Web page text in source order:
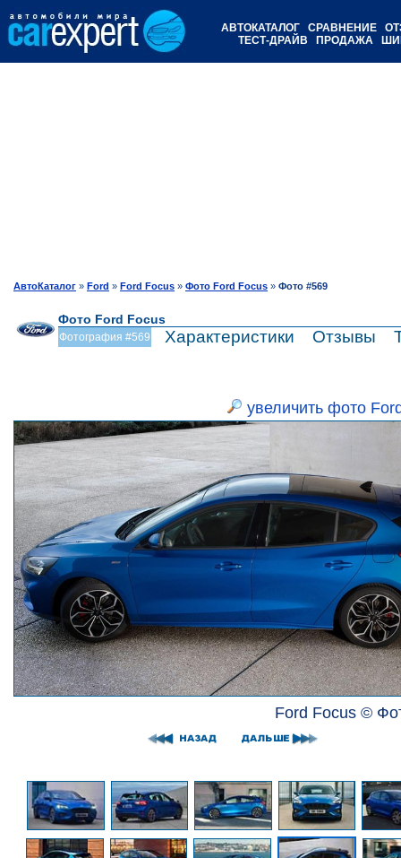
АВТОКАТАЛОГ СРАВНЕНИЕ
ТЕСТ-ДРАЙВ
ПРОДАЖА
АвтоКаталог » Ford » Ford Focus » Фото Ford Focus » Фото #569
Фото Ford Focus
Фотография #569 Характеристики Отзывы
увеличить фото
Ford Focus ©